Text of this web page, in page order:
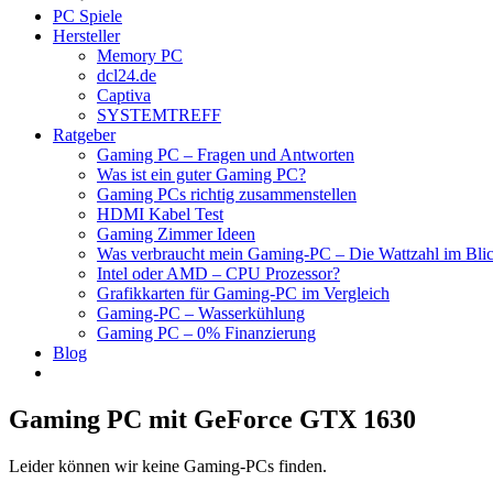
PC Spiele
Hersteller
Memory PC
dcl24.de
Captiva
SYSTEMTREFF
Ratgeber
Gaming PC – Fragen und Antworten
Was ist ein guter Gaming PC?
Gaming PCs richtig zusammenstellen
HDMI Kabel Test
Gaming Zimmer Ideen
Was verbraucht mein Gaming-PC – Die Wattzahl im
Intel oder AMD – CPU Prozessor?
Grafikkarten für Gaming-PC im Vergleich
Gaming-PC – Wasserkühlung
Gaming PC – 0% Finanzierung
Blog
Gaming PC mit GeForce GTX 1630
Leider können wir keine Gaming-PCs finden.